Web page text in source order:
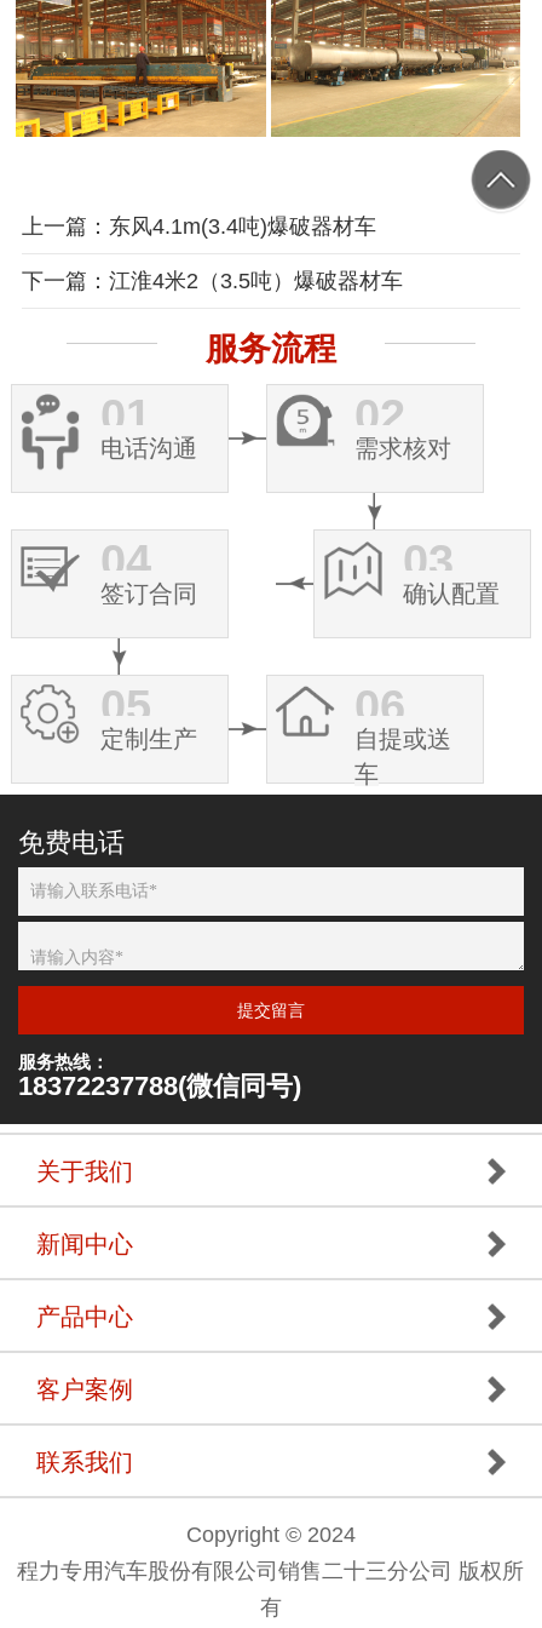
上一篇：东风4.1m(3.4吨)爆破器材车
下一篇：江淮4米2（3.5吨）爆破器材车
服务流程
01
电话沟通
02
需求核对
03
确认配置
04
签订合同
05
定制生产
06
自提或送
车
免费电话
提交留言
服务热线：
18372237788(微信同号)
关于我们
新闻中心
产品中心
客户案例
联系我们
Copyright © 2024
程力专用汽车股份有限公司销售二十三分公司 版权所
有